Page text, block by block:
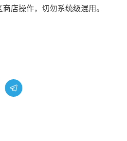
店操作，切勿系统级混用。
